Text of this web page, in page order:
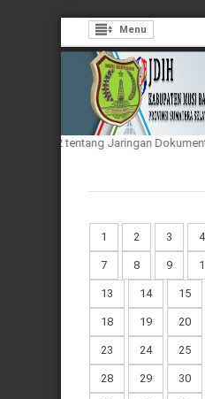
Menu
2012 tentang Jaringan Dokumentasi
1 2 3 4
7 8 9
13 14 15
18 19 20
23 24 25
28 29 30